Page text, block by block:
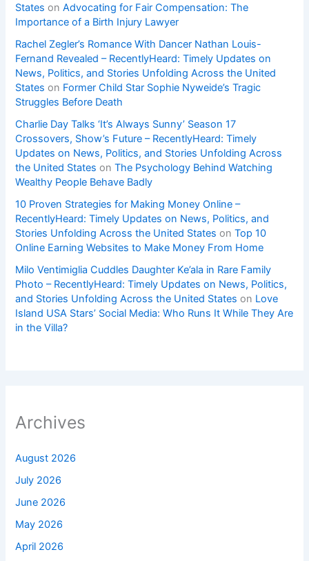
States onAdvocating for Fair Compensation: The
Importance of a Birth Injury Lawyer
Rachel Zegler’s Romance With Dancer Nathan Louis-
Fernand Revealed – RecentlyHeard: Timely Updates on
News, Politics, and Stories Unfolding Across the United
States on Former Child Star Sophie Nyweide’s Tragic
Struggles Before Death
Charlie Day Talks ‘It’s Always Sunny’ Season 17
Crossovers, Show’s Future – RecentlyHeard: Timely
Updates on News, Politics, and Stories Unfolding Across
the United States onThe Psychology Behind Watching
Wealthy People Behave Badly
10 Proven Strategies for Making Money Online –
RecentlyHeard: Timely Updates on News, Politics, and
Stories Unfolding Across the United States onTop 10
Online Earning Websites to Make Money From Home
Milo Ventimiglia Cuddles Daughter Ke’ala in Rare Family
Photo – RecentlyHeard: Timely Updates on News, Politics,
and Stories Unfolding Across the United States on Love
Island USA Stars’ Social Media: Who Runs It While They Are
in the Villa?
Archives
August 2026
July 2026
June 2026
May 2026
April 2026